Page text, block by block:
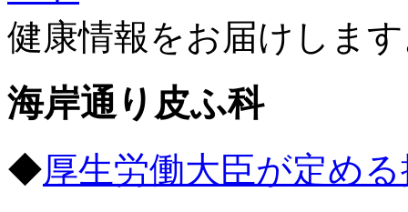
健康情報をお届けしま
海岸通り皮ふ科
◆厚生労働大臣が定め